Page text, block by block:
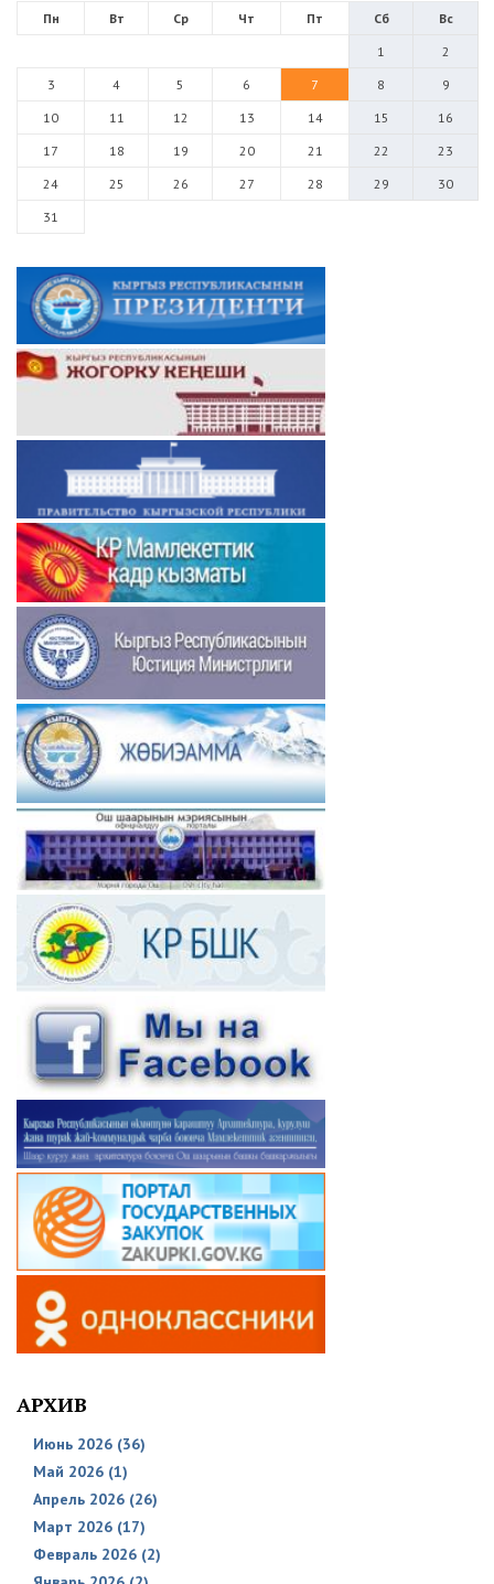
Пн
Вт Ср Чт Пт Сб
Вс
1
2
3
4 5 6 7 8
9
10
11 12 13 14 15
16
17
18 19 20 21 22
23
24
25 26 27 28 29
30
31
АРХИВ
Июнь 2026 (36)
Май 2026 (1)
Апрель 2026 (26)
Март 2026 (17)
Февраль 2026 (2)